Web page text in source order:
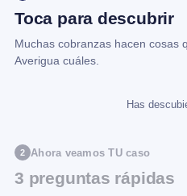
Toca para descubrir
Muchas cobranzas hacen cosas
Averigua cuáles.
Has
2 Ahora veamos TU caso
3 preguntas rápidas